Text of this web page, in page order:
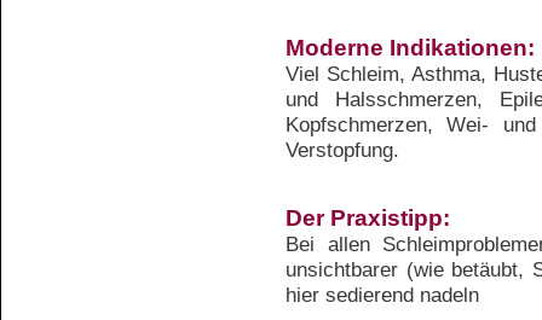
Moderne Indikationen:
Viel Schleim, Asthma,
und Halsschmerzen,
Kopfschmerzen, Wei-
Verstopfung.
Der Praxistipp:
Bei allen
unsichtbarer (wie betäubt,
hier sedierend nadeln